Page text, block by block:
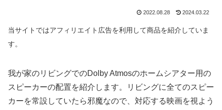
2022.08.28 2024.03.22
当サイトではアフィリエイト 広告を利用して商品を紹介していま
す。
我が家のリビングでのDolby Atmosのホームシアター用の
スピーカーの配置を紹介します。リビングに全てのスピー
カーを常設していたら邪魔なので、対応する映画を視よう